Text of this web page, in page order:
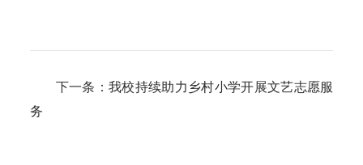
下一条：我校持续助力乡村小学开展文艺志愿服
务